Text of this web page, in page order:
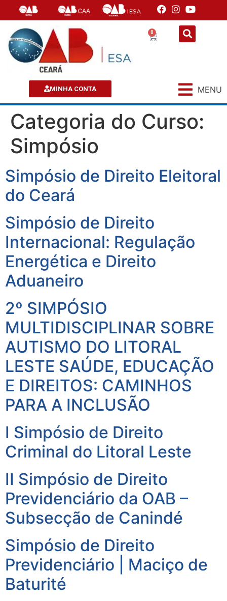
0
MINHA CONTA MENU
Categoria do Curso:
Simpósio
Simpósio de Direito Eleitoral
do Ceará
Simpósio de Direito
Internacional: Regulação
Energética e Direito
Aduaneiro
2º SIMPÓSIO
MULTIDISCIPLINAR SOBRE
AUTISMO DO LITORAL
LESTE SAÚDE, EDUCAÇÃO
E DIREITOS: CAMINHOS
PARA A INCLUSÃO
I Simpósio de Direito
Criminal do Litoral Leste
II Simpósio de Direito
Previdenciário da OAB –
Subsecção de Canindé
Simpósio de Direito
Previdenciário | Maciço de
Baturité